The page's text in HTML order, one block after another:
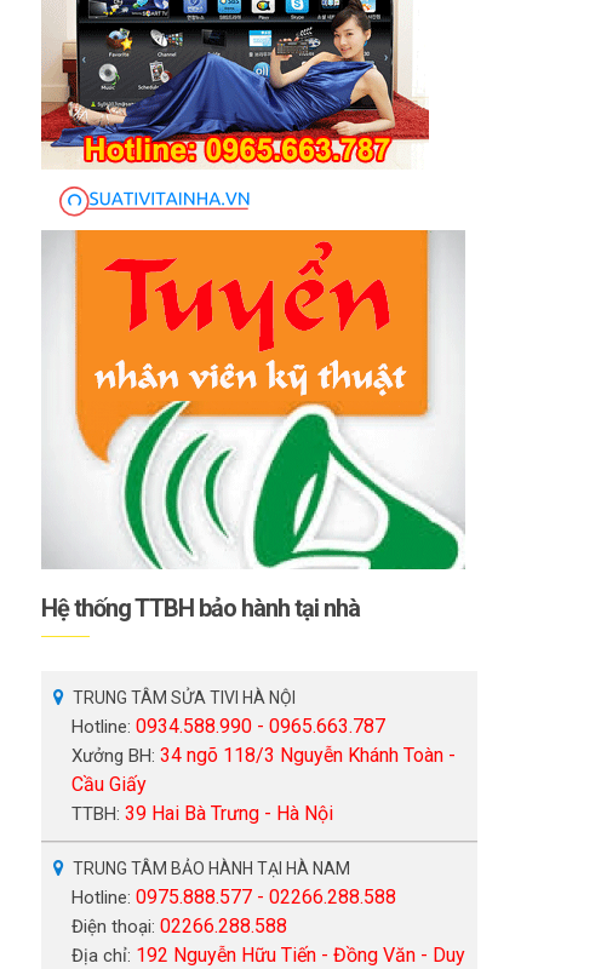
Hệ thống TTBH bảo hành tại nhà
TRUNG TÂM SỬA TIVI HÀ NỘI
Hotline: 0934.588.990 - 0965.663.787
Xưởng BH: 34 ngõ 118/3 Nguyễn Khánh Toàn -
Cầu Giấy
TTBH: 39 Hai Bà Trưng - Hà Nội
TRUNG TÂM BẢO HÀNH TẠI HÀ NAM
Hotline: 0975.888.577 - 02266.288.588
Điện thoại: 02266.288.588
Địa chỉ: 192 Nguyễn Hữu Tiến - Đồng Văn - Duy